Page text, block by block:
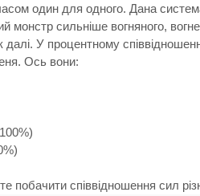
один для одного. Дана
монстр сильніше вогняного,
далі. У процентному
Ось вони:
побачити співвідношення сил